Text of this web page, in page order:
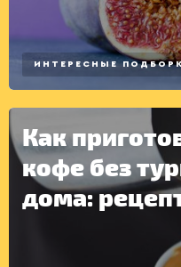
ИНТЕРЕСНЫЕ
Как
кофе без
дома: